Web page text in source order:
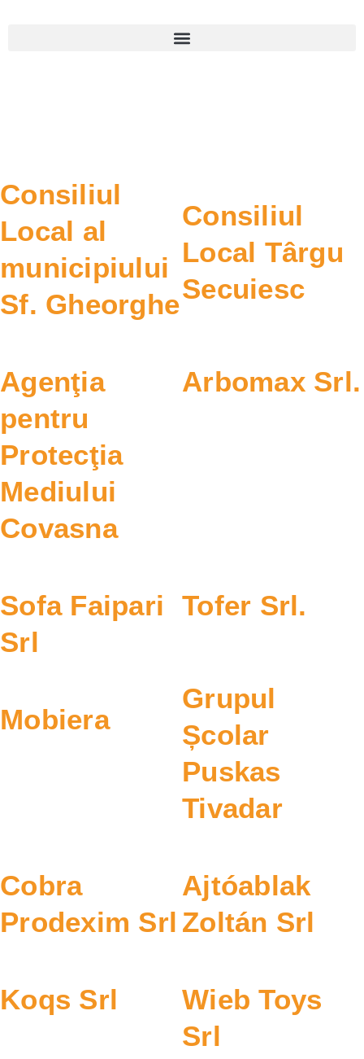
Consiliul
Local al
municipiului
Sf. Gheorghe
Consiliul
Local Târgu
Secuiesc
Agenţia
pentru
Protecţia
Mediului
Covasna
Arbomax Srl.
Sofa Faipari
Srl
Tofer Srl.
Mobiera
Grupul
Școlar
Puskas
Tivadar
Cobra
Prodexim Srl
Ajtóablak
Zoltán Srl
Koqs Srl
Wieb Toys
Srl